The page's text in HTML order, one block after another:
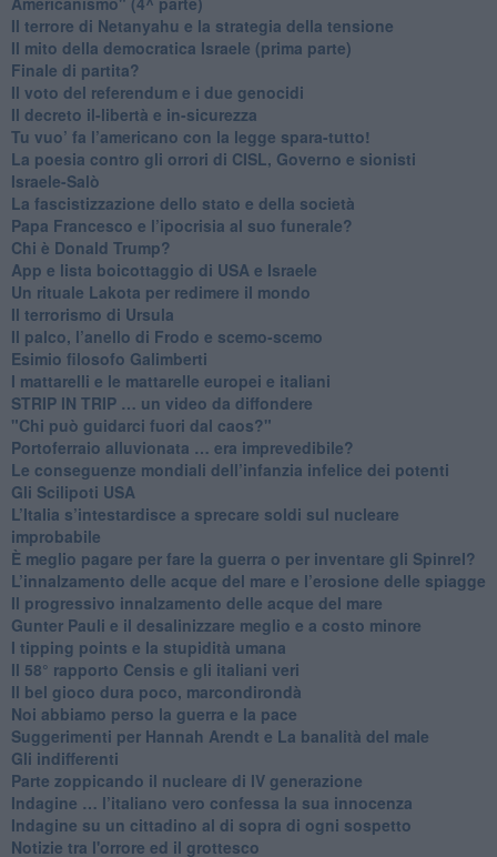
​Il terrore di Netanyahu e la strategia della tensione
Il mito della democratica Israele (prima parte)
​Finale di partita?
​Il voto del referendum e i due genocidi
Il decreto il-libertà e in-sicurezza
Tu vuo’ fa l’americano con la legge spara-tutto!
La poesia contro gli orrori di CISL, Governo e sionisti
Israele-Salò
​La fascistizzazione dello stato e della società
Papa Francesco e l’ipocrisia al suo funerale?
​Chi è Donald Trump?
App e lista boicottaggio di USA e Israele
​Un rituale Lakota per redimere il mondo
Il terrorismo di Ursula
​Il palco, l’anello di Frodo e scemo-scemo
Esimio filosofo Galimberti
​I mattarelli e le mattarelle europei e italiani
​STRIP IN TRIP … un video da diffondere
"Chi può guidarci fuori dal caos?"
​Portoferraio alluvionata … era imprevedibile?
Le conseguenze mondiali dell’infanzia infelice dei potenti
​Gli Scilipoti USA
L’Italia s’intestardisce a sprecare soldi sul nucleare
improbabile
È meglio pagare per fare la guerra o per inventare gli Spinrel?
​L’innalzamento delle acque del mare e l’erosione delle spiagge
​Il progressivo innalzamento delle acque del mare
​Gunter Pauli e il desalinizzare meglio e a costo minore
I tipping points e la stupidità umana
​Il 58° rapporto Censis e gli italiani veri
​Il bel gioco dura poco, marcondirondà
Noi abbiamo perso la guerra e la pace
Suggerimenti per Hannah Arendt e La banalità del male
​Gli indifferenti
Parte zoppicando il nucleare di IV generazione
​Indagine … l’italiano vero confessa la sua innocenza
Indagine su un cittadino al di sopra di ogni sospetto
Notizie tra l'orrore ed il grottesco